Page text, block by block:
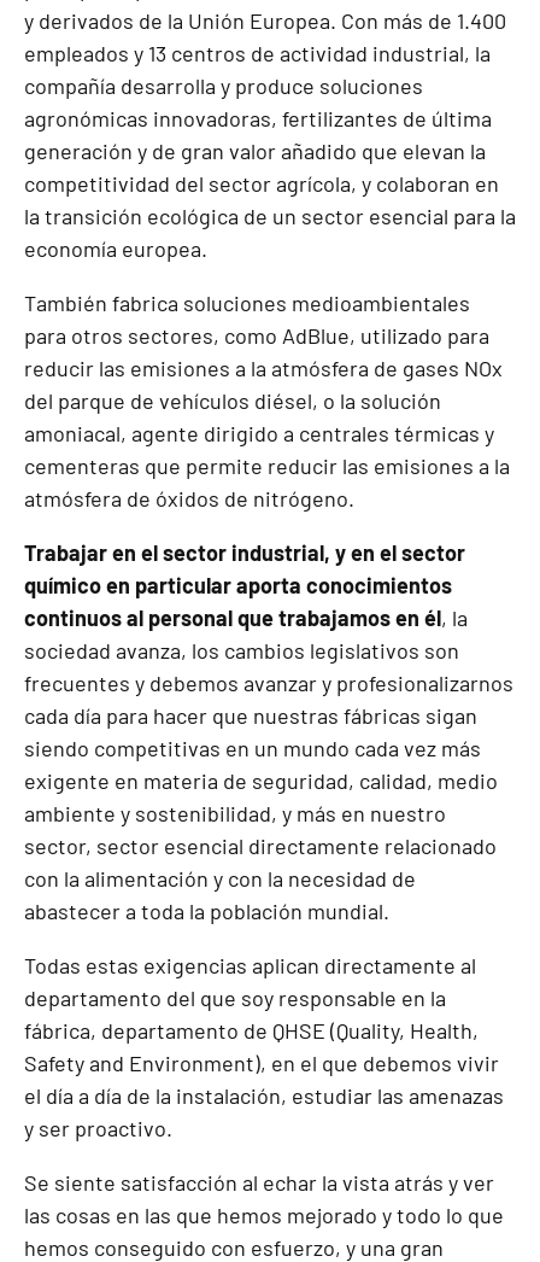
y derivados de la Unión Europea. Con más de 1.400
empleados y 13 centros de actividad industrial, la
compañía desarrolla y produce soluciones
agronómicas innovadoras, fertilizantes de última
generación y de gran valor añadido que elevan la
competitividad del sector agrícola, y colaboran en
la transición ecológica de un sector esencial para la
economía europea.
También fabrica soluciones medioambientales
para otros sectores, como AdBlue, utilizado para
reducir las emisiones a la atmósfera de gases NOx
del parque de vehículos diésel, o la solución
amoniacal, agente dirigido a centrales térmicas y
cementeras que permite reducir las emisiones a la
atmósfera de óxidos de nitrógeno.
Trabajar en el sector industrial, y en el sector
químico en particular aporta conocimientos
continuos al personal que trabajamos en él, la
sociedad avanza, los cambios legislativos son
frecuentes y debemos avanzar y profesionalizarnos
cada día para hacer que nuestras fábricas sigan
siendo competitivas en un mundo cada vez más
exigente en materia de seguridad, calidad, medio
ambiente y sostenibilidad, y más en nuestro
sector, sector esencial directamente relacionado
con la alimentación y con la necesidad de
abastecer a toda la población mundial.
Todas estas exigencias aplican directamente al
departamento del que soy responsable en la
fábrica, departamento de QHSE (Quality, Health,
Safety and Environment), en el que debemos vivir
el día a día de la instalación, estudiar las amenazas
y ser proactivo.
Se siente satisfacción al echar la vista atrás y ver
las cosas en las que hemos mejorado y todo lo que
hemos conseguido con esfuerzo, y una gran